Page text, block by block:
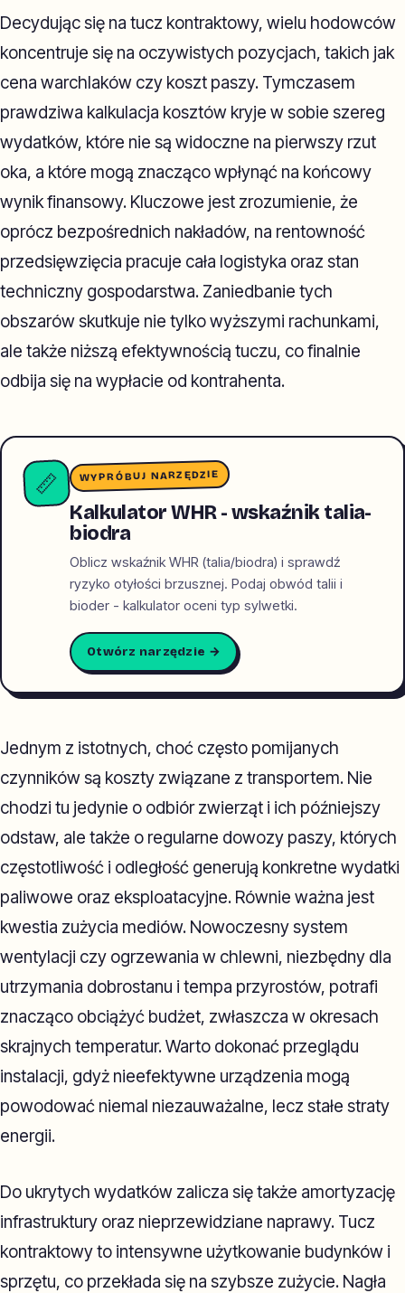
Decydując się na tucz kontraktowy, wielu hodowców
koncentruje się na oczywistych pozycjach, takich jak
cena warchlaków czy koszt paszy. Tymczasem
prawdziwa kalkulacja kosztów kryje w sobie szereg
wydatków, które nie są widoczne na pierwszy rzut
oka, a które mogą znacząco wpłynąć na końcowy
wynik finansowy. Kluczowe jest zrozumienie, że
oprócz bezpośrednich nakładów, na rentowność
przedsięwzięcia pracuje cała logistyka oraz stan
techniczny gospodarstwa. Zaniedbanie tych
obszarów skutkuje nie tylko wyższymi rachunkami,
ale także niższą efektywnością tuczu, co finalnie
odbija się na wypłacie od kontrahenta.
📏 WYPRÓBUJ NARZĘDZIE
Kalkulator WHR - wskaźnik talia-
biodra
Oblicz wskaźnik WHR (talia/biodra) i sprawdź
ryzyko otyłości brzusznej. Podaj obwód talii i
bioder - kalkulator oceni typ sylwetki.
Otwórz narzędzie →
Jednym z istotnych, choć często pomijanych
czynników są koszty związane z transportem. Nie
chodzi tu jedynie o odbiór zwierząt i ich późniejszy
odstaw, ale także o regularne dowozy paszy, których
częstotliwość i odległość generują konkretne wydatki
paliwowe oraz eksploatacyjne. Równie ważna jest
kwestia zużycia mediów. Nowoczesny system
wentylacji czy ogrzewania w chlewni, niezbędny dla
utrzymania dobrostanu i tempa przyrostów, potrafi
znacząco obciążyć budżet, zwłaszcza w okresach
skrajnych temperatur. Warto dokonać przeglądu
instalacji, gdyż nieefektywne urządzenia mogą
powodować niemal niezauważalne, lecz stałe straty
energii.
Do ukrytych wydatków zalicza się także amortyzację
infrastruktury oraz nieprzewidziane naprawy. Tucz
kontraktowy to intensywne użytkowanie budynków i
sprzętu, co przekłada się na szybsze zużycie. Nagła